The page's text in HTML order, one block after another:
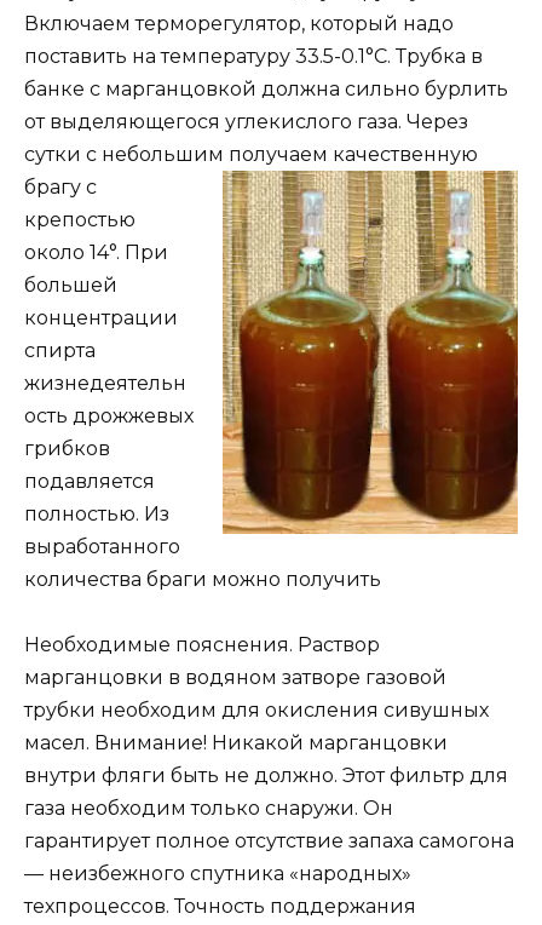
Включаем терморегулятор, который надо
поставить на температуру 33.5-0.1°C. Трубка в
банке с марганцовкой должна сильно бурлить
от выделяющегося углекислого газа. Через
сутки с небольшим получаем качественную
брагу с
крепостью
около 14°. При
большей
концентрации
спирта
жизнедеятельн
ость дрожжевых
грибков
подавляется
полностью. Из
выработанного
количества браги можно получить
Необходимые пояснения. Раствор
марганцовки в водяном затворе газовой
трубки необходим для окисления сивушных
масел. Внимание! Никакой марганцовки
внутри фляги быть не должно. Этот фильтр для
газа необходим только снаружи. Он
гарантирует полное отсутствие запаха самогона
— неизбежного спутника «народных»
техпроцессов. Точность поддержания